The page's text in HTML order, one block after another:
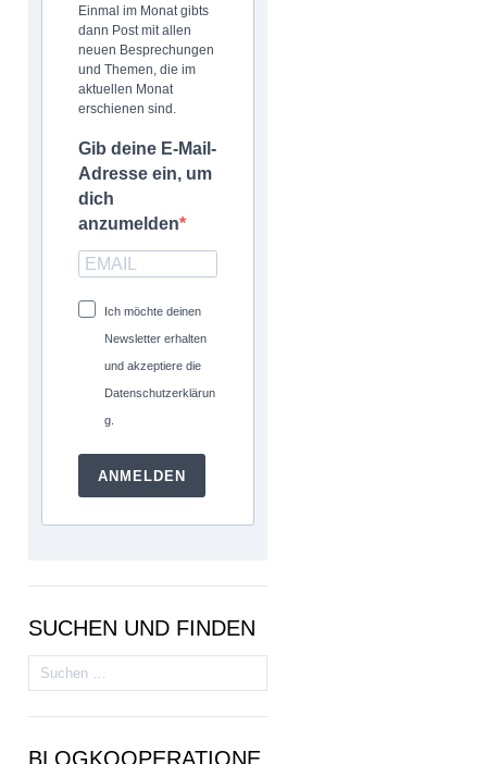
Einmal im Monat gibts
dann Post mit allen
neuen Besprechungen
und Themen, die im
aktuellen Monat
erschienen sind.
Gib deine E-Mail-
Adresse ein, um
dich
anzumelden
Ich möchte deinen
Newsletter erhalten
und akzeptiere die
Datenschutzerklärun
g.
ANMELDEN
SUCHEN UND FINDEN
Suchen
nach:
BLOGKOOPERATIONE